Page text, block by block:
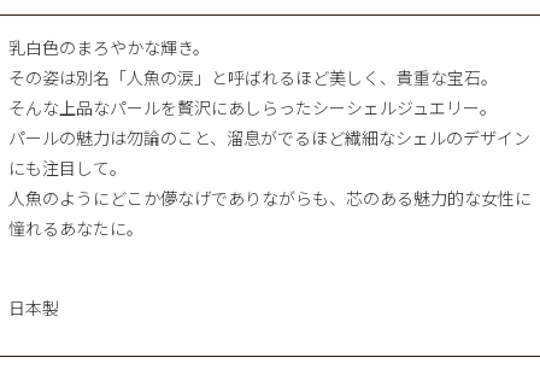
乳白色のまろやかな輝き。
その姿は別名「人魚の涙」と呼ばれるほど美しく、貴重な宝石。
そんな上品なパールを贅沢にあしらったシーシェルジュエリー。
パールの魅力は勿論のこと、溜息がでるほど繊細なシェルのデザイン
にも注目して。
人魚のようにどこか儚なげでありながらも、芯のある魅力的な女性に
憧れるあなたに。
日本製